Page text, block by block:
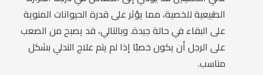
الطبيعية للخصية، مما يؤثر على قدرة الحيوانات المنوية
على البقاء في حالة جيدة. وبالتالي، قد يصبح من الصعب
على الرجل أن يكون خصبًا إذا لم يتم علاج التدلي بشكل
مناسب.